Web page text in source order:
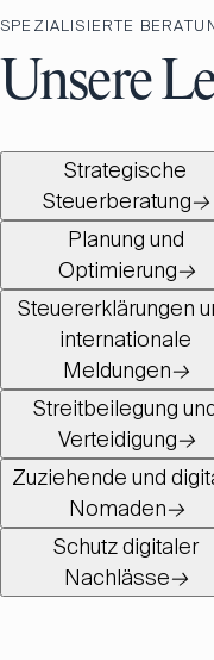
SPEZIALISIERTE
Unsere
Strategische
Steuerberatung→
Planung und
Optimierung→
Steuererklärungen
internationale
Meldungen→
Streitbeilegung
Verteidigung→
Zuziehende und
Nomaden→
Schutz digitaler
Nachlässe→